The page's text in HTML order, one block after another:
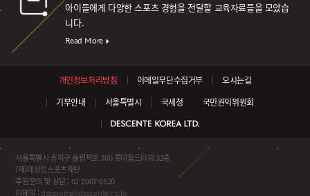
아이들에게 다양한 스포츠 경험을 전달할 교육자료들을 모았습
니다.
Read More
개인정보처리방침 이메일무단수집거부
오시는길
기부안내
서울특별시 국세청 국민권익위원회
서울특별시 송파구 올림픽로 300 롯데월드타워 32층
(재)데상트스포츠재단
후원문의 및 상담 : 02-2007-8520
이메일 : dstsports@descente.co.kr